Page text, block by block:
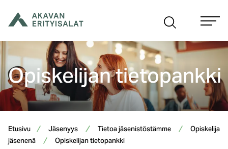
sisältöön
Opiskelijan tietopankki
Etusivu Jäsenyys Tietoa jäsenistöstämme
Opiskelija
jäsenenä
Opiskelijan tietopankki